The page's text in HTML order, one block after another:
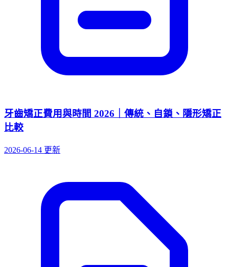
牙齒矯正費用與時間 2026｜傳統、自鎖、隱形矯正
比較
2026-06-14 更新